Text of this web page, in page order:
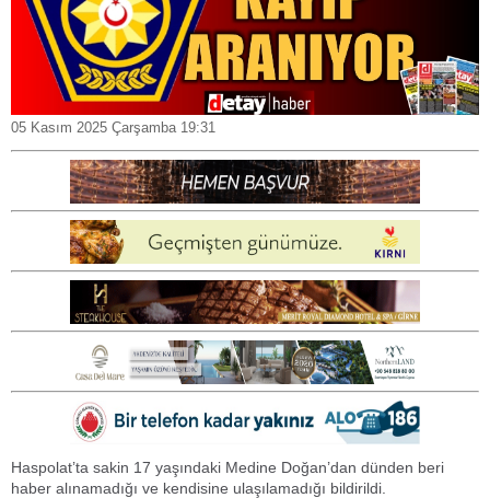
05 Kasım 2025 Çarşamba 19:31
Haspolat’ta sakin 17 yaşındaki Medine Doğan’dan dünden beri
haber alınamadığı ve kendisine ulaşılamadığı bildirildi.